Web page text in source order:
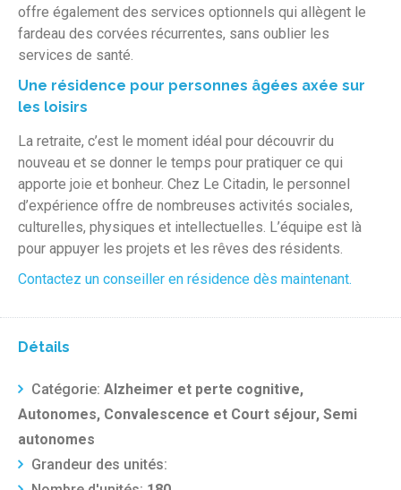
offre également des services optionnels qui allègent le
fardeau des corvées récurrentes, sans oublier les
services de santé.
Une résidence pour personnes âgées axée sur
les loisirs
La retraite, c’est le moment idéal pour découvrir du
nouveau et se donner le temps pour pratiquer ce qui
apporte joie et bonheur. Chez Le Citadin, le personnel
d’expérience offre de nombreuses activités sociales,
culturelles, physiques et intellectuelles. L’équipe est là
pour appuyer les projets et les rêves des résidents.
Contactez un conseiller en résidence dès maintenant.
Détails
Catégorie: Alzheimer et perte cognitive,
Autonomes, Convalescence et Court séjour, Semi
autonomes
Grandeur des unités: